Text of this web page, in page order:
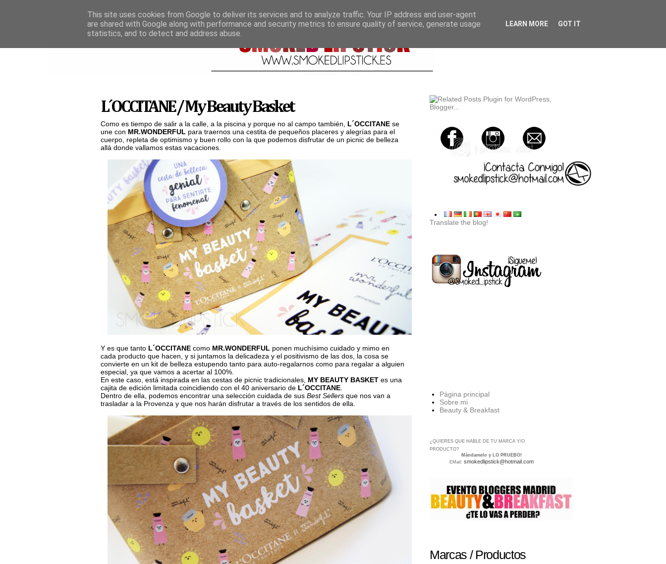
L´OCCITANE / My Beauty Basket
Como es tiempo de salir a la calle, a la piscina y porque no al campo también, L´OCCITANEse
une con MR.WONDERFUL para traernos una cestita de pequeños placeres y alegrías para el
cuerpo, repleta de optimismo y buen rollo con la que podemos disfrutar de un picnic de belleza
allá donde vallamos estas vacaciones.
Y es que tantoL´OCCITANEcomo MR.WONDERFUL ponen muchísimo cuidado y mimo en
cada producto que hacen, y si juntamos la delicadeza y el positivismo de las dos, la cosa se
convierte en un kit de belleza estupendo tanto para auto-regalarnos como para regalar a alguien
especial, ya que vamos a acertar al 100%.
En este caso, está inspirada en las cestas de picnic tradicionales, MY BEAUTY BASKETes una
cajita de edición limitada coincidiendo con el 40 aniversario de L´OCCITANE.
Dentro de ella, podemos encontrar una selección cuidada de sus Best Sellersque nos van a
trasladar a la Provenza y que nos harán disfrutar a través de los sentidos de ella.
Translate the blog!
Página principal
Sobre mi
Beauty & Breakfast
¿QUIERES QUE HABLE DE TU MARCA Y/O
PRODUCTO?
Mándamelo y LO PRUEBO!
EMail: smokedlipstick@hotmail.com
Marcas / Productos
This site uses cookies from Google to deliver its services and to analyze traffic. Your IP address and user-agent
are shared with Google along with performance and security metrics to ensure quality of service, generate usage
statistics, and to detect and address abuse.
LEARN MORE GOT IT